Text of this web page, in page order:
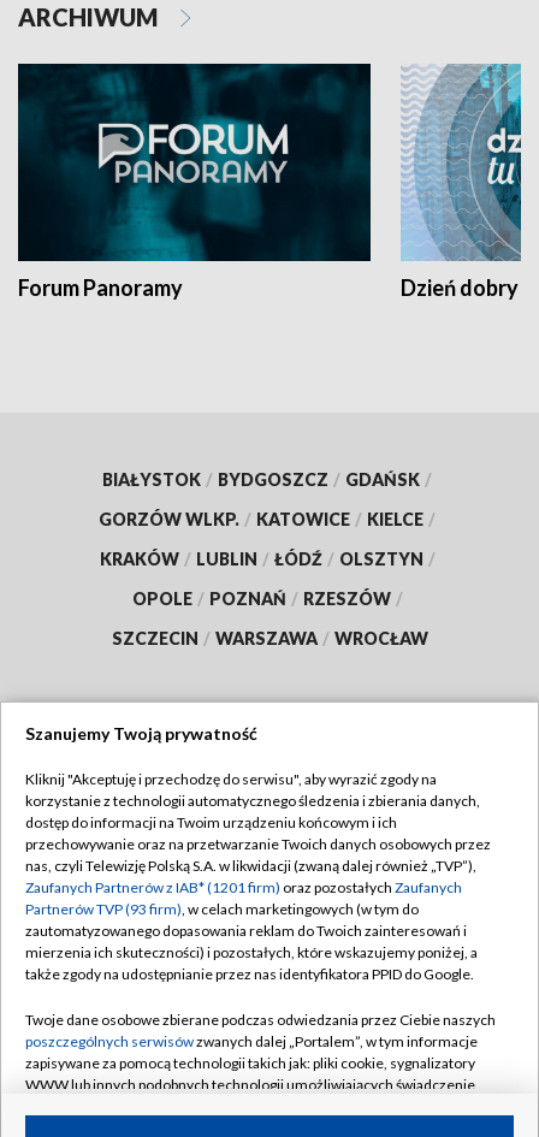
ARCHIWUM
Forum Panoramy Dzień dobry
BIAŁYSTOK / BYDGOSZCZ / GDAŃSK /
GORZÓW WLKP. / KATOWICE / KIELCE /
KRAKÓW / LUBLIN / ŁÓDŹ / OLSZTYN /
OPOLE / POZNAŃ / RZESZÓW /
SZCZECIN / WARSZAWA / WROCŁAW
TVP
Abonament TVP
Emisja w TVP
Centrum informacji TVP
Naziemna Telewizja Cyfrowa
Rada Programowa
System NOS
Informacje o nadawcy
Regulamin TVP
Polityka prywatności
Moje zgody
Pomoc
Kontakt
Kanały
Szanujemy Twoją prywatność
Kliknij "Akceptuję i przechodzę do serwisu", aby wyrazić zgody na
korzystanie z technologii automatycznego śledzenia i zbierania danych,
dostęp do informacji na Twoim urządzeniu końcowym i ich
przechowywanie oraz na przetwarzanie Twoich danych osobowych przez
nas, czyli Telewizję Polską S.A. w likwidacji (zwaną dalej również „TVP”),
Zaufanych Partnerów z IAB* (1201 firm) oraz pozostałych Zaufanych
Partnerów TVP (93 firm), w celach marketingowych (w tym do
zautomatyzowanego dopasowania reklam do Twoich zainteresowań i
mierzenia ich skuteczności) i pozostałych, które wskazujemy poniżej, a
także zgody na udostępnianie przez nas identyfikatora PPID do Google.
Twoje dane osobowe zbierane podczas odwiedzania przez Ciebie naszych
poszczególnych serwisówzwanych dalej „Portalem”, w tym informacje
zapisywane za pomocą technologii takich jak: pliki cookie, sygnalizatory
WWW lub innych podobnych technologii umożliwiających świadczenie